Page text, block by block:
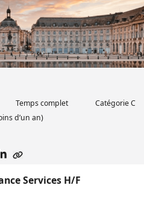
Temps complet CatégorieC
d’un an)
Services H/F